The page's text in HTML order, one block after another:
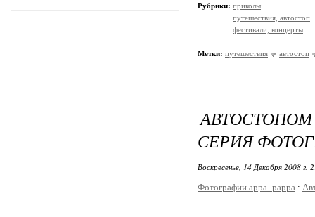
Рубрики: приколы
путешествия, автостоп
фестивали, концерты
Метки: путешествия автостоп
СЕРИЯ
Воскресенье, 14 Декабря 2008 г.
Фотографии appa_pappa :